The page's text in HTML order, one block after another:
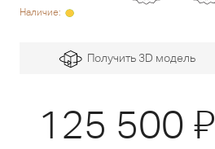
Наличие:
Получить 3D модель
125 500 Я